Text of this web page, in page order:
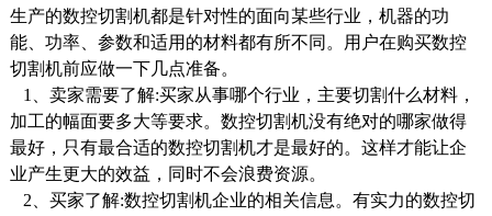
生产的数控切割机都是针对性的面向某些行业，机器的功
能、功率、参数和适用的材料都有所不同。用户在购买数控
切割机前应做一下几点准备。
1、卖家需要了解:买家从事哪个行业，主要切割什么材料，
加工的幅面要多大等要求。数控切割机没有绝对的哪家做得
最好，只有最合适的数控切割机才是最好的。这样才能让企
业产生更大的效益，同时不会浪费资源。
2、买家了解:数控切割机企业的相关信息。有实力的数控切